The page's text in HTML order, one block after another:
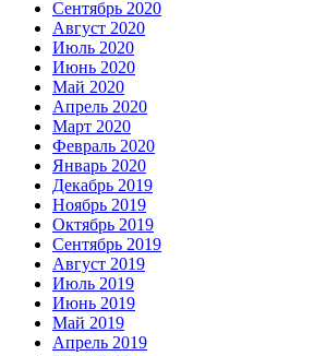
Сентябрь 2020
Август 2020
Июль 2020
Июнь 2020
Май 2020
Апрель 2020
Март 2020
Февраль 2020
Январь 2020
Декабрь 2019
Ноябрь 2019
Октябрь 2019
Сентябрь 2019
Август 2019
Июль 2019
Июнь 2019
Май 2019
Апрель 2019